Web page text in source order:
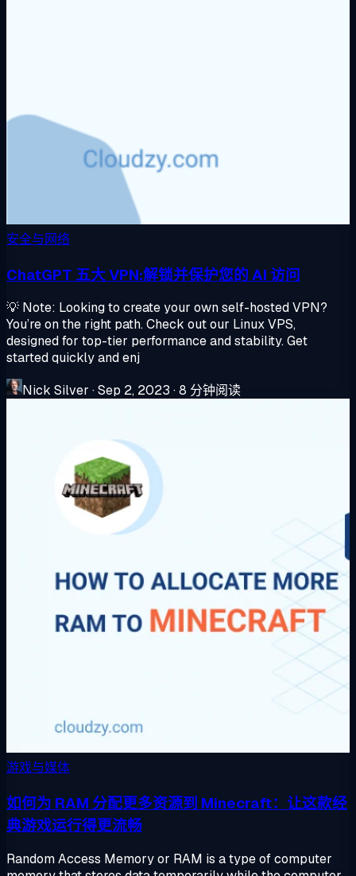
安全与网络
ChatGPT 五大 VPN:解锁并保护您的 AI 访问
💡 Note: Looking to create your own self-hosted VPN?
You’re on the right path. Check out our Linux VPS,
designed for top-tier performance and stability. Get
started quickly and enj
Nick Silver ·Sep 2, 2023 ·8 分钟阅读
游戏与媒体
如何为 RAM 分配更多资源到 Minecraft：让这款经
典游戏运行得更流畅
Random Access Memory or RAM is a type of computer